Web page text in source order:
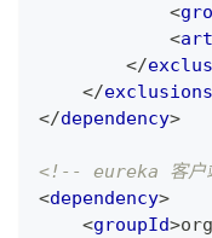
<
<
</
</exclusions
</dependency>
<!-- eureka 客户
<dependency>
<groupId>